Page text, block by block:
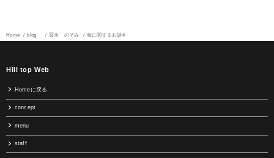
Home blog 冨永 のぞみ 食に関するお話4
Hill top Web
Homeに戻る
concept
menu
staff